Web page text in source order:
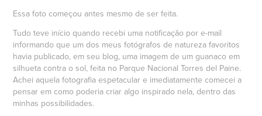
Essa foto começou antes mesmo de ser feita.
Tudo teve início quando recebi uma notificação por e-mail
informando que um dos meus fotógrafos de natureza favoritos
havia publicado, em seu blog, uma imagem de um guanaco em
silhueta contra o sol, feita no Parque Nacional Torres del Paine.
Achei aquela fotografia espetacular e imediatamente comecei a
pensar em como poderia criar algo inspirado nela, dentro das
minhas possibilidades.